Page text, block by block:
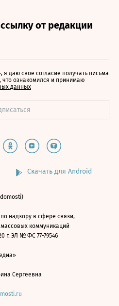
даю свое согласие получать письма
ознакомился и принимаю
данных
Скачать для Android
надзору в сфере связи,
коммуникаций
г. ЭЛ № ФС 77-79546
Сергеевна